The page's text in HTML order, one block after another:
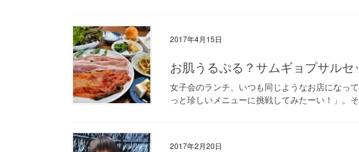
2017年4月15日
お肌うるぷる？サムギョプサルセ
女子会のランチ、いつも同じようなお店になっ
っと珍しいメニューに挑戦してみたーい！」
2017年2月20日